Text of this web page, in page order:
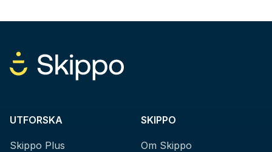
UTFORSKA
Skippo Plus
SKIPPO
Om Skippo